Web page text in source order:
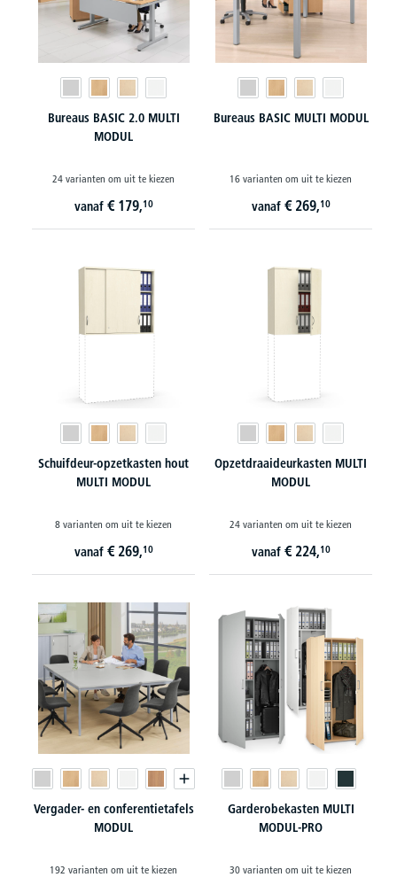
Bureaus BASIC 2.0 MULTI
MODUL
24 varianten om uit te kiezen
vanaf € 179,10
Bureaus BASIC MULTI MODUL
16 varianten om uit te kiezen
vanaf € 269,10
Schuifdeur-opzetkasten hout
MULTI MODUL
8 varianten om uit te kiezen
vanaf € 269,10
Opzetdraaideurkasten MULTI
MODUL
24 varianten om uit te kiezen
vanaf € 224,10
Vergader- en conferentietafels
MODUL
192 varianten om uit te kiezen
Garderobekasten MULTI
MODUL-PRO
30 varianten om uit te kiezen